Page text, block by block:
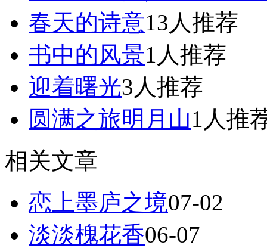
春天的诗意13人推荐
书中的风景1人推荐
迎着曙光3人推荐
圆满之旅明月山1人推
相关文章
恋上墨庐之境07-02
淡淡槐花香06-07